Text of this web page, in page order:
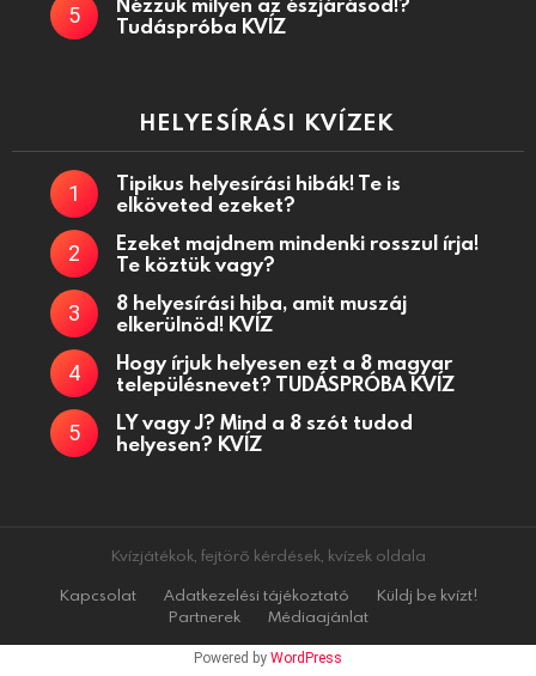
Tudáspróba KVÍZ
HELYESÍRÁSI KVÍZEK
Tipikus helyesírási hibák! Te is
elköveted ezeket?
Ezeket majdnem mindenki rosszul írja!
Te köztük vagy?
8 helyesírási hiba, amit muszáj
elkerülnöd! KVÍZ
Hogy írjuk helyesen ezt a 8 magyar
településnevet? TUDÁSPRÓBA KVÍZ
LY vagy J? Mind a 8 szót tudod
helyesen? KVÍZ
Kvízjátékok, fejtörő kérdések, kvízek oldala
Kapcsolat
Adatkezelési tájékoztató
Küldj be kvízt!
Partnerek
Médiaajánlat
Powered by WordPress